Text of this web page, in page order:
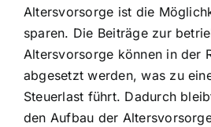
Altersvorsorge ist die
sparen. Die Beiträge zur
Altersvorsorge können in der
abgesetzt werden, was zu
Steuerlast führt. Dadurch
den Aufbau der